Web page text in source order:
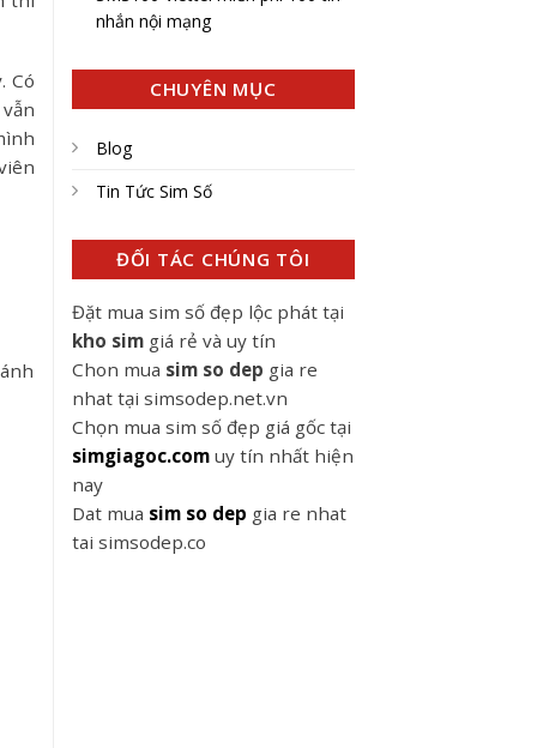
Có
nhắn nội mạng
CHUYÊN MỤC
Blog
Tin Tức Sim Số
ĐỐI TÁC CHÚNG TÔI
Đặt mua sim số đẹp lộc phát tại
kho simgiá rẻ và uy tín
Chon mua sim so dep gia re
nhat tại simsodep.net.vn
Chọn mua sim số đẹp giá gốc tại
simgiagoc.comuy tín nhất hiện
nay
Dat mua sim so dep gia re nhat
tai simsodep.co